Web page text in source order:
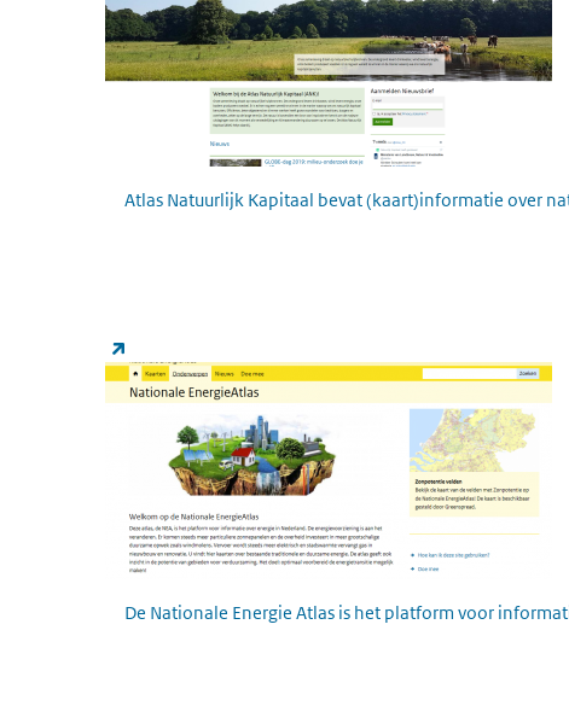
Atlas Natuurlijk Kapitaal bevat (kaart)informatie over
Nationale Energie Atlas
(externe link)
De Nationale Energie Atlas is het platform voor